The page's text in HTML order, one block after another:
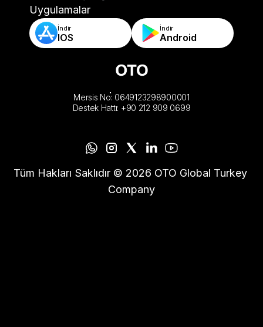
-Otomatik Sipariş Doğrulama & Kurallar
Uygulamalar
İndir
IOS
İndir
Android
Mersis No: 0649123298900001
Destek Hattı: +90 212 909 0699
Tüm Hakları Saklıdır © 2026 OTO Global Turkey
Company